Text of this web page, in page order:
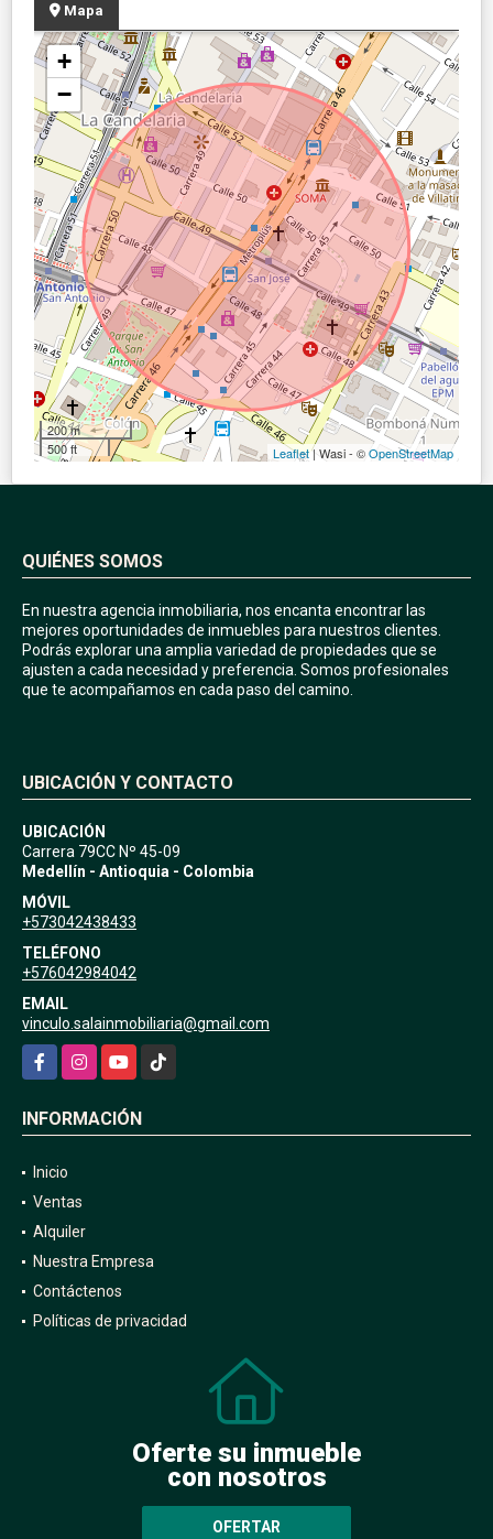
Mapa
+
−
200 m
500 ft
Leaflet| Wasi - ©OpenStreetMap
QUIÉNES SOMOS
En nuestra agencia inmobiliaria, nos encanta encontrar las
mejores oportunidades de inmuebles para nuestros clientes.
Podrás explorar una amplia variedad de propiedades que se
ajusten a cada necesidad y preferencia. Somos profesionales
que te acompañamos en cada paso del camino.
UBICACIÓN Y CONTACTO
UBICACIÓN
Carrera 79CC Nº 45-09
Medellín - Antioquia - Colombia
MÓVIL
+573042438433
TELÉFONO
+576042984042
EMAIL
vinculo.salainmobiliaria@gmail.com
FacebookInstagramYouTubeTikTok
INFORMACIÓN
Inicio
Ventas
Alquiler
Nuestra Empresa
Contáctenos
Políticas de privacidad
Oferte su inmueble
con nosotros
OFERTAR